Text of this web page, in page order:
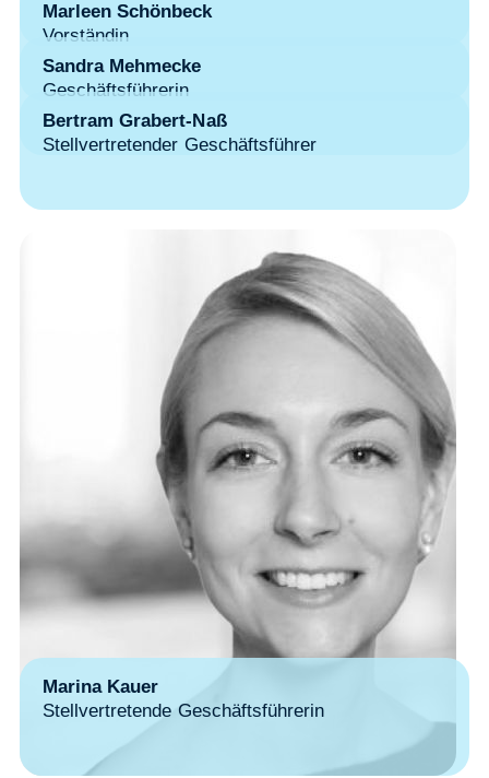
Marleen Schönbeck
Vorständin
Sandra Mehmecke
Geschäftsführerin
Bertram Grabert-Naß
Stellvertretender Geschäftsführer
Marina Kauer
Stellvertretende Geschäftsführerin